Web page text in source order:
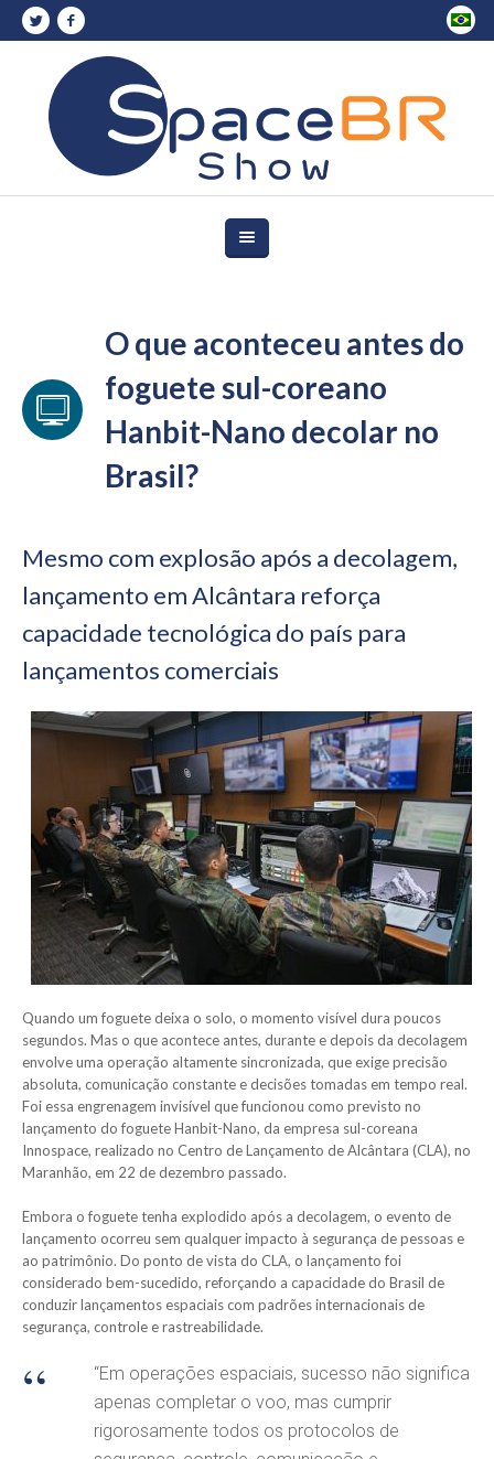
O que aconteceu antes do
foguete sul-coreano
Hanbit-Nano decolar no
Brasil?
Mesmo com explosão após a decolagem,
lançamento em Alcântara reforça
capacidade tecnológica do país para
lançamentos comerciais
Quando um foguete deixa o solo, o momento visível dura poucos
segundos. Mas o que acontece antes, durante e depois da decolagem
envolve uma operação altamente sincronizada, que exige precisão
absoluta, comunicação constante e decisões tomadas em tempo real.
Foi essa engrenagem invisível que funcionou como previsto no
lançamento do foguete Hanbit-Nano, da empresa sul-coreana
Innospace, realizado no Centro de Lançamento de Alcântara (CLA), no
Maranhão, em 22 de dezembro passado.
Embora o foguete tenha explodido após a decolagem, o evento de
lançamento ocorreu sem qualquer impacto à segurança de pessoas e
ao patrimônio. Do ponto de vista do CLA, o lançamento foi
considerado bem-sucedido, reforçando a capacidade do Brasil de
conduzir lançamentos espaciais com padrões internacionais de
segurança, controle e rastreabilidade.
“Em operações espaciais, sucesso não significa
apenas completar o voo, mas cumprir
rigorosamente todos os protocolos de